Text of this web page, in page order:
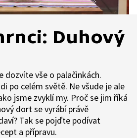
Duhový
dozvíte vše o palačinkách.
po celém světě. Ne všude je ale
jsme zvyklí my. Proč se jim říká
dort se vyrábí právě
Tak se pojďte podívat
a přípravu.